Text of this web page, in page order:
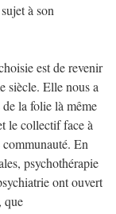
à son
est de revenir
siècle. Elle nous a
de la folie là même
le collectif face à
En
psychothérapie
ont ouvert
que